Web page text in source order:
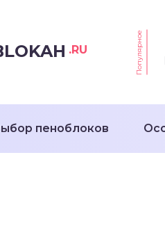
.RU Популярное
пеноблоков